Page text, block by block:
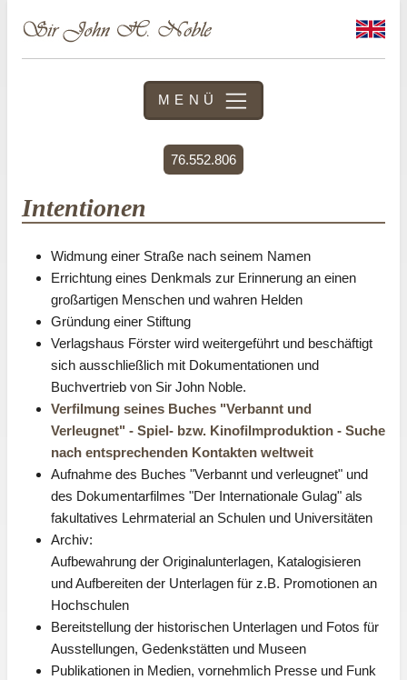
MENÜ
76.552.806
Intentionen
Widmung einer Straße nach seinem Namen
Errichtung eines Denkmals zur Erinnerung an einen
großartigen Menschen und wahren Helden
Gründung einer Stiftung
Verlagshaus Förster wird weitergeführt und beschäftigt
sich ausschließlich mit Dokumentationen und
Buchvertrieb von Sir John Noble.
Verfilmung seines Buches "Verbannt und
Verleugnet" - Spiel- bzw. Kinofilmproduktion - Suche
nach entsprechenden Kontakten weltweit
Aufnahme des Buches "Verbannt und verleugnet" und
des Dokumentarfilmes "Der Internationale Gulag" als
fakultatives Lehrmaterial an Schulen und Universitäten
Archiv:
Aufbewahrung der Originalunterlagen, Katalogisieren
und Aufbereiten der Unterlagen für z.B. Promotionen an
Hochschulen
Bereitstellung der historischen Unterlagen und Fotos für
Ausstellungen, Gedenkstätten und Museen
Publikationen in Medien, vornehmlich Presse und Funk